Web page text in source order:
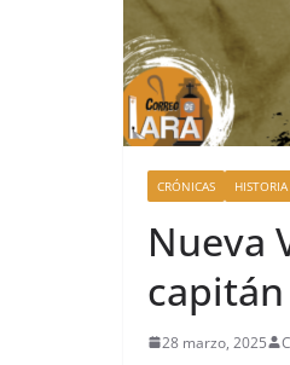
CRÓNICAS HISTORIA
Nueva
28 marzo, 2025